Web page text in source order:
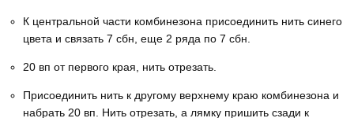
К центральной части комбинезона присоединить нить синего
цвета и связать 7 сбн, еще 2 ряда по 7 сбн.
20 вп от первого края, нить отрезать.
Присоединить нить к другому верхнему краю комбинезона и
набрать 20 вп. Нить отрезать, а лямку пришить сзади к